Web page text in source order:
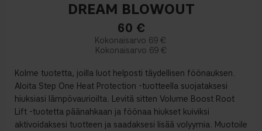
DREAM BLOWOUT
60 €
69 €
69 €
Kolme tuotetta, joilla luot helposti täydellisen föönauksen.
Aloita Step One Heat Protection -tuotteella suojataksesi
hiuksiasi lämpövaurioilta. Levitä sitten Volume Boost Root
Lift -tuotetta päänahkaan ja föönaa hiukset kuiviksi
aktivoidaksesi tuotteen ja saadaksesi lisää volyymia. Muotoile